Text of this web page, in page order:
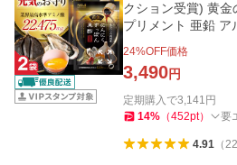
クション受賞) 黄
プリメント 亜鉛 ア
24%OFF価格
3,490円
定期購入で3,141 円
14% （452pt） 要
4.91 （ 22